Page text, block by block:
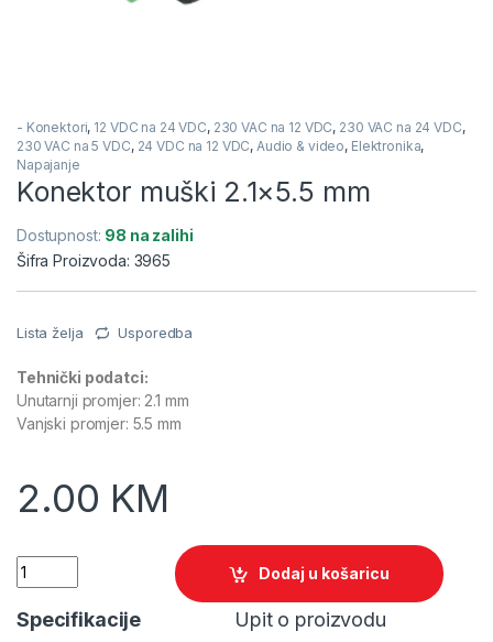
- Konektori, 12 VDC na 24 VDC, 230 VAC na 12 VDC, 230 VAC na 24 VDC,
230 VAC na 5 VDC, 24 VDC na 12 VDC, Audio & video, Elektronika,
Napajanje
Konektor muški 2.1×5.5 mm
Dostupnost: 98 na zalihi
Šifra Proizvoda: 3965
Lista želja Usporedba
Tehnički podatci:
Unutarnji promjer: 2.1 mm
Vanjski promjer: 5.5 mm
2.00 KM
Quantity
Dodaj u košaricu
Specifikacije Upit o proizvodu